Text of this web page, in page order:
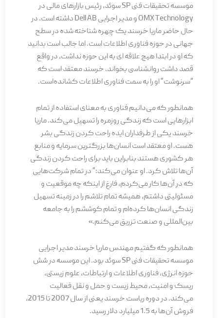
موسسه تحقیقات فنی SP سوئد، رئیس بازارهای مالی در
OMX Technology و مدیر اجرایی Dell AB داشته است. در
حال حاضر ماریا خرسند یک چهره شناخته شده در سطح
جهانی در حوزه فناوری اطلاعات است. اما جالب است بدانید
که او در ابتدا هیچ علاقه ای به این حوزه نداشت، در واقع
قصد داشت روانشناسی بخواند. خرسند معتقد است که
“سرنوشت” او را به سمت فناوری اطلاعات کشانده‌است.
همانطور که می‌دانیم فناوری به معنای استفاده از تمام
ابزارهایی است که زندگی روزمره را تسهیل می‌کند. ماریا
خرسند یکی از طرفداران ایده راحت کردن زندگی بشر
هست. او معتقد است انسان‌ها بزرگترین سرمایه و منابع
هر کشوری هستند بنابراین باید برای راحت کردن زندگی
آن‌ها تلاش کرد. او عنوان می‌کند:” در تمام شرکت‌هایی
که در آن‌ها کار می‌کردم، فارغ از اینکه چه موقعیت و
مسئولیتی داشتم، همیشه تمام تلاشم را در زمینه تسهیل
زندگی انسان‌ها کرده‌ام و تمام کوششم را به جامعه
بین‌المللی و صنعت تزریق می‌کنم.»
همانطور که گفتیم مهندس ماریا خرسند مدیر اجرایی
موسسه تحقیقات فنی SP سوئد بود. این موسسه در شش
حوزه انرژی، فناوری اطلاعات و ارتباطات، علوم زیستی،
ریسک و امنیت، محیط زیست و حمل و نقل فعالیت
می‌کند. در دوره ریاست خرسند یعنی از سال 2007 تا 2015،
فروش آن‌ها به 1.5 میلیارد دلار رسید.